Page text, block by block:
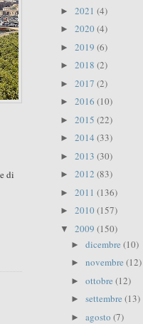
di
► 2021 (4)
► 2020 (4)
► 2019 (6)
► 2018 (2)
► 2017 (2)
► 2016 (10)
► 2015 (22)
► 2014 (33)
► 2013 (30)
► 2012 (83)
► 2011 (136)
► 2010 (157)
▼ 2009 (150)
►dicembre(10)
►novembre(12)
►ottobre(12)
►settembre(13)
►agosto(7)